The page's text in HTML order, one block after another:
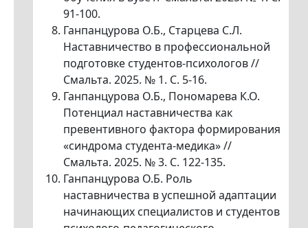
91-100.
Ганпанцурова О.Б., Старцева С.Л.
Наставничество в профессиональной
подготовке студентов-психологов //
Смальта. 2025. № 1. С. 5-16.
Ганпанцурова О.Б., Пономарева К.О.
Потенциал наставничества как
превентивного фактора формирования
«синдрома студента-медика» //
Смальта. 2025. № 3. С. 122-135.
Ганпанцурова О.Б. Роль
наставничества в успешной адаптации
начинающих специалистов и студентов